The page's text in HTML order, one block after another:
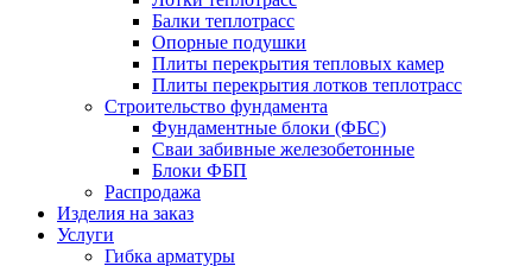
Балки теплотрасс
Опорные подушки
Плиты перекрытия тепловых камер
Плиты перекрытия лотков теплотрасс
Строительство фундамента
Фундаментные блоки (ФБС)
Сваи забивные железобетонные
Блоки ФБП
Распродажа
Изделия на заказ
Услуги
Гибка арматуры